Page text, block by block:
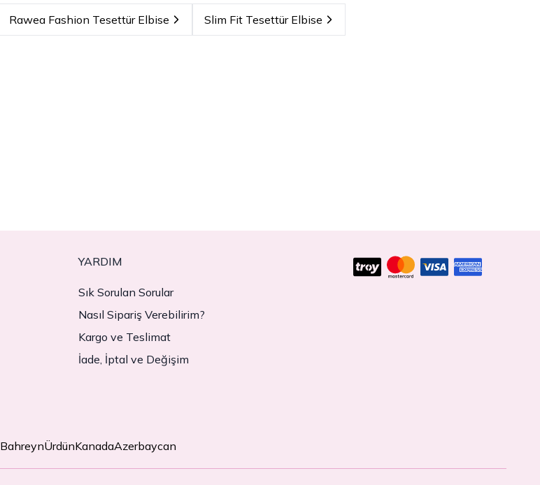
Rawea Fashion Tesettür Elbise Slim Fit Tesettür Elbise
YARDIM
Sık Sorulan Sorular
Nasıl Sipariş Verebilirim?
Kargo ve Teslimat
İade, İptal ve Değişim
BahreynÜrdünKanadaAzerbaycan